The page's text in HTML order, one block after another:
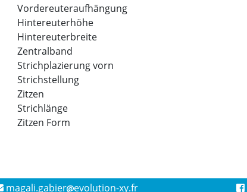
Vordereuteraufhängung
Hintereuterhöhe
Hintereuterbreite
Zentralband
Strichplazierung vorn
Strichstellung
Zitzen
Strichlänge
Zitzen Form
magali.gabier evolution-xy.fr